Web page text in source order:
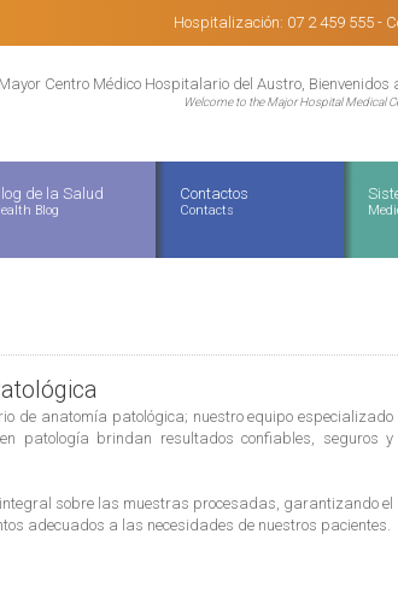
Hospitalización: 07 2 459 555 -
Centro Médico Hospitalario del Austro, Bienvenidos
Welcome to the Major Hospital Medical
de la Salud
Blog
Contactos
Contacts
de anatomía patológica; nuestro equipo especializado
patología brindan resultados confiables, seguros y
sobre las muestras procesadas, garantizando el
adecuados a las necesidades de nuestros pacientes.